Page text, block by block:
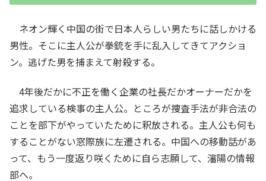
ネオン輝く中国の街で日本人らしい男たちに話しかける
男性。そこに主人公が拳銃を手に乱入してきてアクショ
ン。逃げた男を捕まえて射殺する。
4年後だかに不正を働く企業の社長だかオーナーだかを
追求している検事の主人公。ところが捜査手法が非合法の
ことを部下がやっていたために釈放される。主人公も何も
することがない窓際族に左遷される。中国への移動話があ
って、もう一度返り咲くために自ら志願して、瀋陽の情報
部へ。